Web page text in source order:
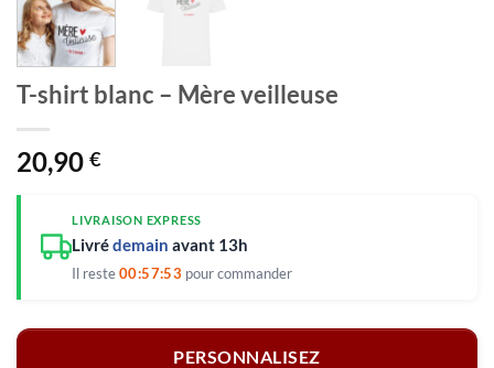
T-shirt blanc – Mère veilleuse
20,90 €
LIVRAISON EXPRESS
Livrédemain avant 13h
Il reste00:57:52 pour commander
PERSONNALISEZ